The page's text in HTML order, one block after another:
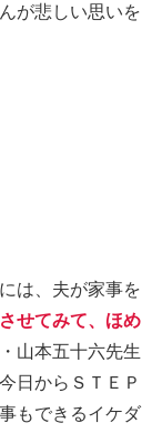
が悲しい思いを
は、夫が家事を
せてみて、ほめ
山本五十六先生
日から ＳＴＥＰ
もできるイケダ